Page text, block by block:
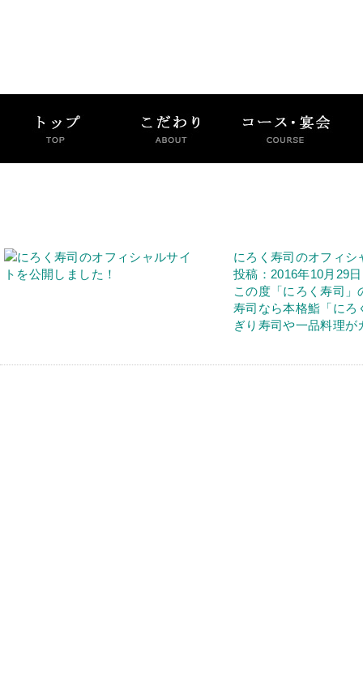
にろく寿司のオフィ
投稿：2016年10月29日
この度「にろく寿司
寿司なら本格鮨「にろ
ぎり寿司や一品料理